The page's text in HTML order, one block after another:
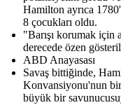
Hamilton ayrıca
8 çocukları oldu.
"Barışı korumak için
derecede özen
ABD Anayasası
Savaş bittiğinde,
Konvansiyonu'nun
büyük bir